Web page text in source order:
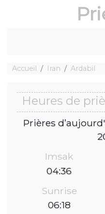
Accueil Iran Ardabil
Heures de
Prières
Imsak
04:36
Sunrise
06:18